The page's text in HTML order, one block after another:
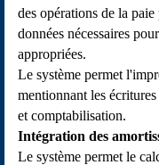
des opérations de la
données nécessaires
appropriées.
Le système permet
mentionnant les
et comptabilisation.
Intégration des
Le système permet le